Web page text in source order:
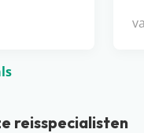
reisspecialisten